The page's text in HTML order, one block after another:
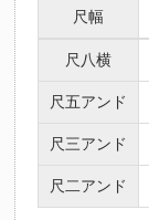
尺幅
尺八横
尺五アンド
尺三アンド
尺二アンド